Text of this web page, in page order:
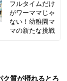
フルタイムだけ
がワーママじゃ
ない！幼稚園マ
マの新たな挑戦
ク質が摂れるとろ